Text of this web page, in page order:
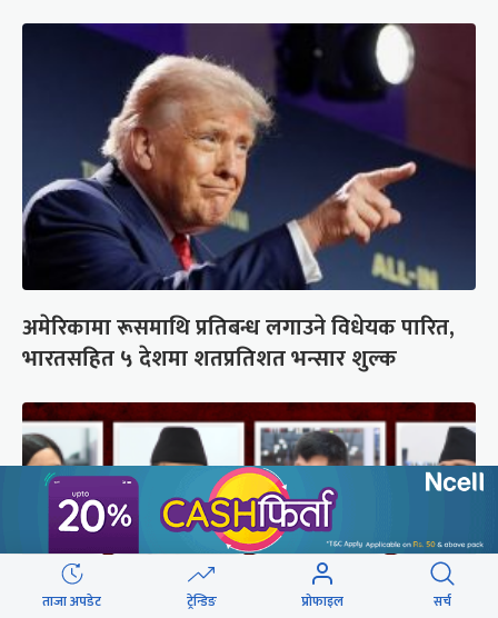
अमेरिकामा रूसमाथि प्रतिबन्ध लगाउने विधेयक पारित,
भारतसहित ५ देशमा शतप्रतिशत भन्सार शुल्क
ताजा अपडेट ट्रेन्डिङ प्रोफाइल सर्च